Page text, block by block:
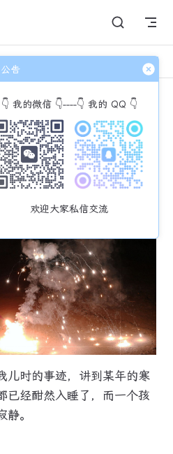
公告
👇 我的微信 👇----👇 我的 QQ 👇
欢迎大家私信交流
回到顶部
310 个字
2 分钟
儿时的事迹，讲到某年的寒
已经酣然入睡了，而一个孩
。